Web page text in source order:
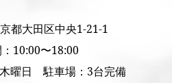
都大田区中央1-21-1
10:00〜18:00
曜日 駐車場：3台完備